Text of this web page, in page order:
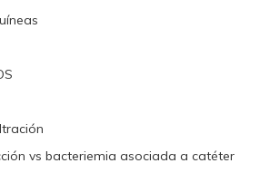
vs bacteriemia asociada a catéter